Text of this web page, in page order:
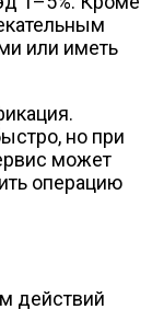
или иметь
но при
может
операцию
действий